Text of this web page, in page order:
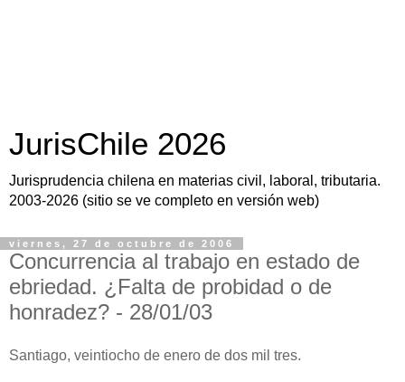
JurisChile 2026
Jurisprudencia chilena en materias civil, laboral, tributaria.
2003-2026 (sitio se ve completo en versión web)
viernes, 27 de octubre de 2006
Concurrencia al trabajo en estado de
ebriedad. ¿Falta de probidad o de
honradez? - 28/01/03
Santiago, veintiocho de enero de dos mil tres.